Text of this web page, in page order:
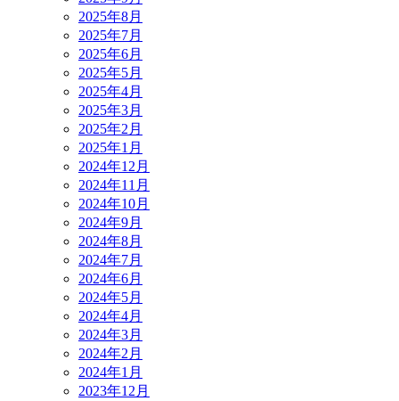
2025年8月
2025年7月
2025年6月
2025年5月
2025年4月
2025年3月
2025年2月
2025年1月
2024年12月
2024年11月
2024年10月
2024年9月
2024年8月
2024年7月
2024年6月
2024年5月
2024年4月
2024年3月
2024年2月
2024年1月
2023年12月